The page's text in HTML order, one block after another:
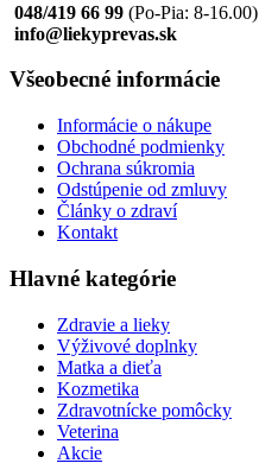
048/419 66 99 (Po-Pia: 8-16.00)
info@liekyprevas.sk
Všeobecné informácie
Informácie o nákupe
Obchodné podmienky
Ochrana súkromia
Odstúpenie od zmluvy
Články o zdraví
Kontakt
Hlavné kategórie
Zdravie a lieky
Výživové doplnky
Matka a dieťa
Kozmetika
Zdravotnícke pomôcky
Veterina
Akcie